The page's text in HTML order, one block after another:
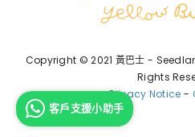
Copyright © 2021 黃巴士 -
Rights
Privacy Notice -
客戶支援小助手